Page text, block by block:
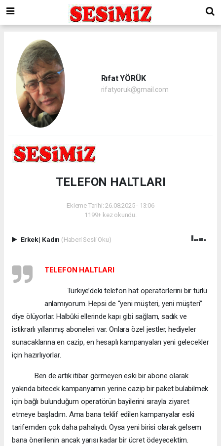
Rıfat YÖRÜK
rifatyoruk@gmail.com
TELEFON HALTLARI
Ekleme Tarihi: 26.08.2025 - 13:06
1199+ kez okundu.
Erkek| Kadın (Haberi Sesli Oku)
TELEFON HALTLARI
Türkiye’deki telefon hat operatörlerini bir türlü
anlamıyorum. Hepsi de “yeni müşteri, yeni müşteri”
diye ölüyorlar. Halbûki ellerinde kapı gibi sağlam, sadık ve
istikrarlı yıllanmış aboneleri var. Onlara özel jestler, hediyeler
sunacaklarına en cazip, en hesaplı kampanyaları yeni gelecekler
için hazırlıyorlar.
Ben de artık itibar görmeyen eski bir abone olarak
yakında bitecek kampanyamın yerine cazip bir paket bulabilmek
için bağlı bulunduğum operatörün bayilerini sırayla ziyaret
etmeye başladım. Ama bana teklif edilen kampanyalar eski
tarifemden çok daha pahalıydı. Oysa yeni birisi olarak gelsem
bana önerilenin ancak yarısı kadar bir ücret ödeyecektim.